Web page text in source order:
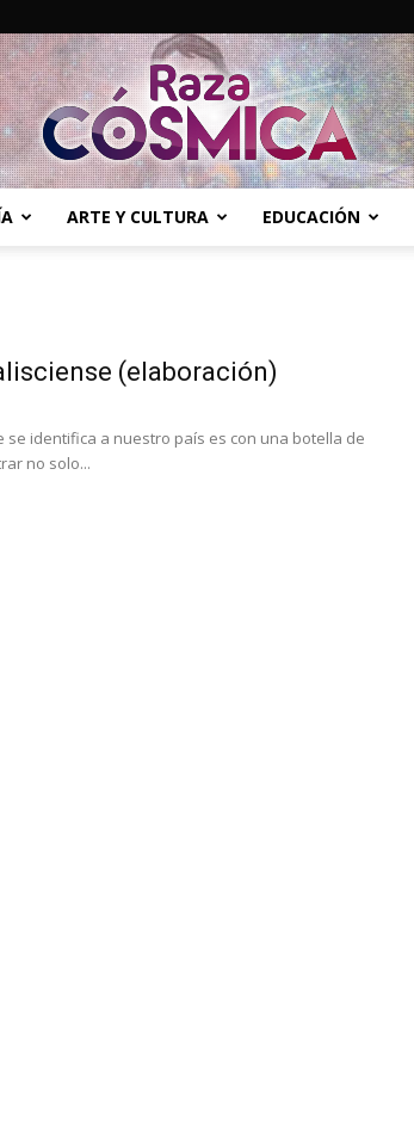
ARTE Y CULTURA EDUCACIÓN
(elaboración)
se identifica a nuestro país es con una botella de
no solo...